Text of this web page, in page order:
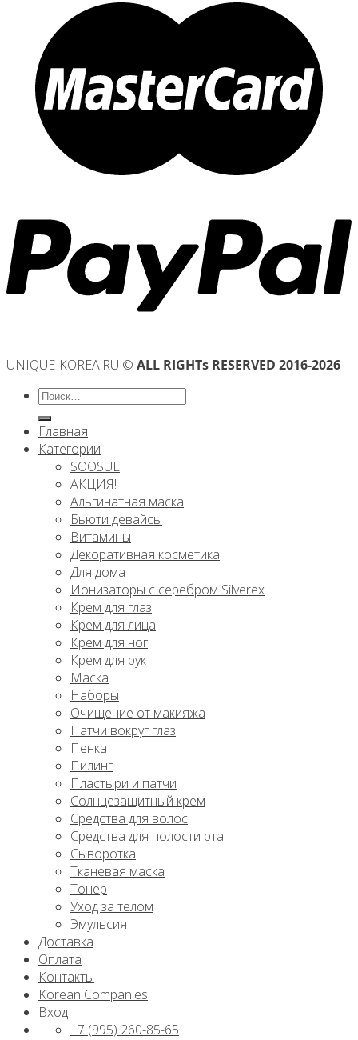
UNIQUE-KOREA.RU © ALL RIGHTs RESERVED 2016-2026
Искать:
Главная
Категории
SOOSUL
АКЦИЯ!
Альгинатная маска
Бьюти девайсы
Витамины
Декоративная косметика
Для дома
Ионизаторы с серебром Silverex
Крем для глаз
Крем для лица
Крем для ног
Крем для рук
Маска
Наборы
Очищение от макияжа
Патчи вокруг глаз
Пенка
Пилинг
Пластыри и патчи
Солнцезащитный крем
Средства для волос
Средства для полости рта
Сыворотка
Тканевая маска
Тонер
Уход за телом
Эмульсия
Доставка
Оплата
Контакты
Korean Companies
Вход
+7 (995) 260-85-65